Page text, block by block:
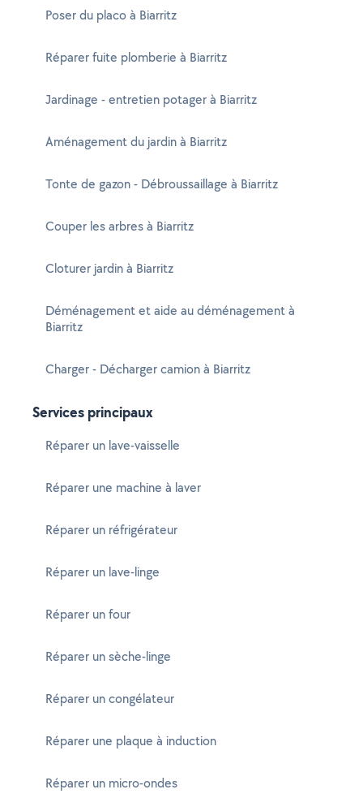
Poser du placo à Biarritz
Réparer fuite plomberie à Biarritz
Jardinage - entretien potager à Biarritz
Aménagement du jardin à Biarritz
Tonte de gazon - Débroussaillage à Biarritz
Couper les arbres à Biarritz
Cloturer jardin à Biarritz
Déménagement et aide au déménagement à
Biarritz
Charger - Décharger camion à Biarritz
Services principaux
Réparer un lave-vaisselle
Réparer une machine à laver
Réparer un réfrigérateur
Réparer un lave-linge
Réparer un four
Réparer un sèche-linge
Réparer un congélateur
Réparer une plaque à induction
Réparer un micro-ondes